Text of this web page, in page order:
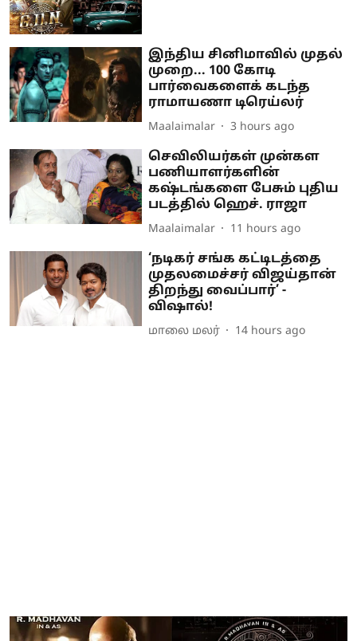
இந்திய சினிமாவில் முதல்
முறை... 100 கோடி
பார்வைகளைக் கடந்த
ராமாயணா டிரெய்லர்
Maalaimalar 3 hours ago
செவிலியர்கள் முன்கள
பணியாளர்களின்
கஷ்டங்களை பேசும் புதிய
படத்தில் ஹெச். ராஜா
Maalaimalar 11 hours ago
‘நடிகர் சங்க கட்டிடத்தை
முதலமைச்சர் விஜய்தான்
திறந்து வைப்பார்’ -
விஷால்!
மாலை மலர் 14 hours ago